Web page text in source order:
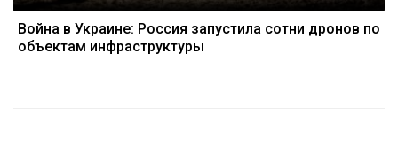
Война в Украине: Россия запустила сотни дронов по
объектам инфраструктуры